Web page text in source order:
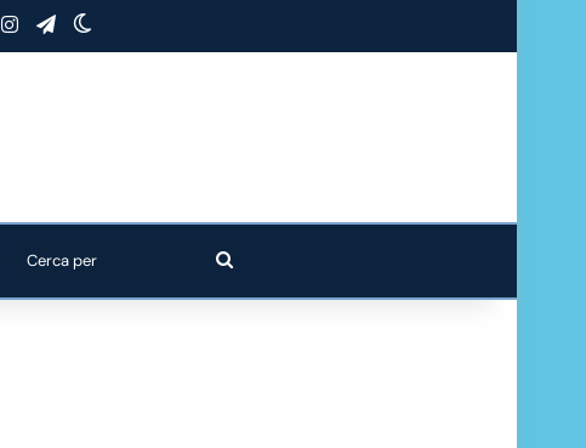
InstagramTelegram
Cerca
per